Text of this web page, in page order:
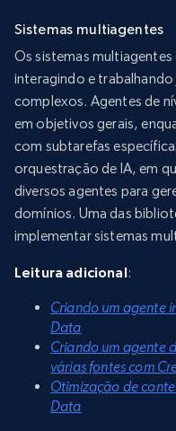
Sistemas multiagentes
Os sistemas
interagindo e
complexos. Agentes de
em objetivos gerais,
com subtarefas
orquestração de IA, em
diversos agentes para
domínios. Uma das
implementar sistemas
Leitura adicional:
Criando um agente
Data
Criando um agente
várias fontes com
Otimização de
Data